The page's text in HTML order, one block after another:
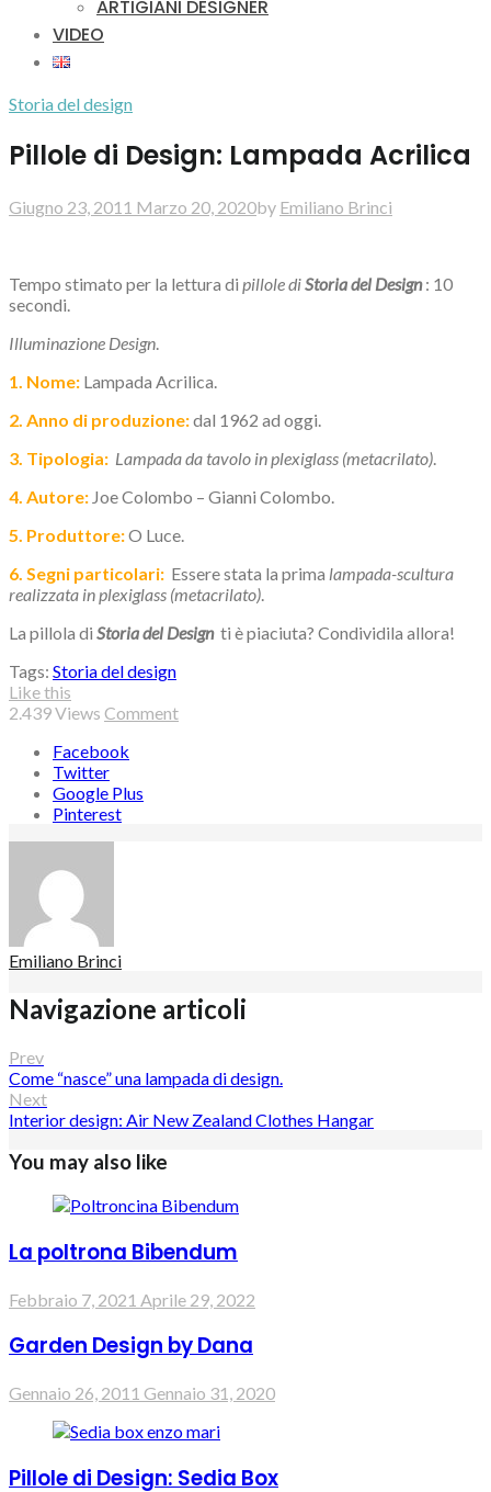
ARTIGIANI DESIGNER
VIDEO
Storia del design
Pillole di Design: Lampada Acrilica
Giugno 23, 2011 Marzo 20, 2020by Emiliano Brinci
Tempo stimato per la lettura di pillole diStoria del Design : 10
secondi.
Illuminazione Design.
1. Nome: Lampada Acrilica.
2. Anno di produzione:dal 1962 ad oggi.
3. Tipologia: Lampada da tavolo in plexiglass (metacrilato).
4. Autore: Joe Colombo – Gianni Colombo.
5. Produttore:O Luce.
6. Segni particolari: Essere stata la prima lampada-scultura
realizzata in plexiglass (metacrilato).
La pillola di Storia del Design ti è piaciuta? Condividila allora!
Tags: Storia del design
Like this
2.439Views Comment
Facebook
Twitter
Google Plus
Pinterest
Emiliano Brinci
Navigazione articoli
Prev
Come “nasce” una lampada di design.
Next
Interior design: Air New Zealand Clothes Hangar
You may also like
La poltrona Bibendum
Febbraio 7, 2021 Aprile 29, 2022
Garden Design by Dana
Gennaio 26, 2011 Gennaio 31, 2020
Pillole di Design: Sedia Box